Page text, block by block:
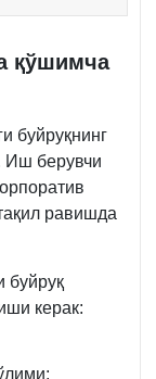
қўшимча
буйруқнинг
Иш берувчи
равишда
буйруқ
керак: